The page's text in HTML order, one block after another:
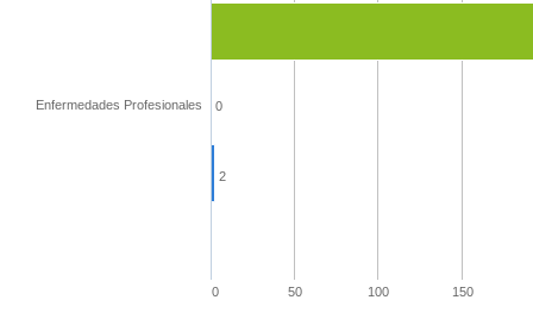
2
0
Enfermedades Profesionales
0 50 100 150